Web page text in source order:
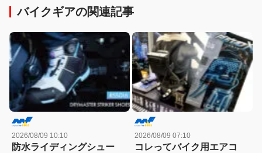
バイクギアの関連記事
2026/08/09 10:10
防水ライディングシュー
2026/08/09 07:10
コレってバイク用エアコ